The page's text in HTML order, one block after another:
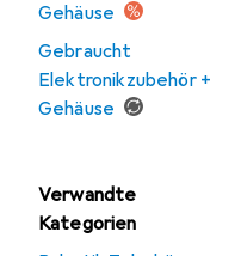
Gehäuse
Gebraucht
Elektronikzubehör +
Gehäuse
Verwandte
Kategorien